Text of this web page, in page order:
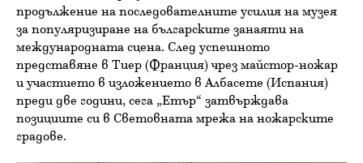
продължение на последователните усилия на музея
за популяризиране на българските занаяти на
международната сцена. След успешното
представяне в Тиер (Франция) чрез майстор-ножар
и участието в изложението в Албасете (Испания)
преди две години, сега „Етър“ затвърждава
позициите си в Световната мрежа на ножарските
градове.